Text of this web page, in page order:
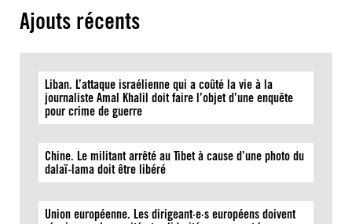
Ajouts récents
Liban. L’attaque israélienne qui a coûté la vie à la
journaliste Amal Khalil doit faire l’objet d’une enquête
pour crime de guerre
Chine. Le militant arrêté au Tibet à cause d’une photo du
dalaï-lama doit être libéré
Union européenne. Les dirigeant·e·s européens doivent